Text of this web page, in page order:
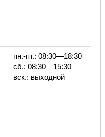
пн.-пт.: 08:30—18:30
сб.: 08:30—15:30
вск.: выходной